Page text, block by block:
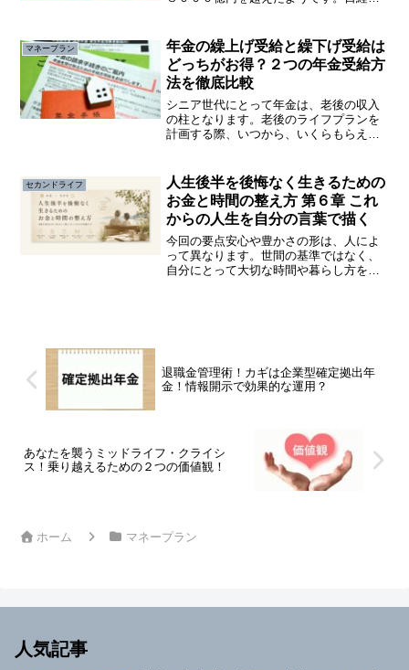
は、なにを買えばよいか悩んでいるので
はないでしょうか。
マネープラン
年金の繰上げ受給と繰下げ受給は
どっちがお得？２つの年金受給方
法を徹底比較
シニア世代にとって年金は、老後の収入
の柱となります。老後のライフプランを
計画する際、いつから、いくらもらえる
仕組みや年金受給額の増減は知らない人
が多いのではないでしょうか。
セカンドライフ
人生後半を後悔なく生きるための
お金と時間の整え方 第６章 これ
からの人生を自分の言葉で描く
今回の要点安心や豊かさの形は、人によ
って異なります。世間の基準ではなく、
自分にとって大切な時間や暮らし方を見
退職金管理術！カギは企業型確定拠出年
金！情報開示で効果的な運用？
あなたを襲うミッドライフ・クライシ
ス！乗り越えるための２つの価値観！
ホーム マネープラン
人気記事